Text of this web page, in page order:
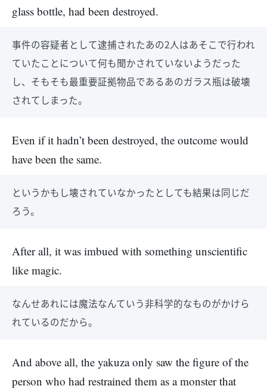
glass bottle, had been destroyed.
事件の容疑者として逮捕されたあの2人はあそこで行われ
ていたことについて何も聞かされていないようだった
し、そもそも最重要証拠物品であるあのガラス瓶は破壊
されてしまった。
Even if it hadn’t been destroyed, the outcome would
have been the same.
というかもし壊されていなかったとしても結果は同じだ
ろう。
After all, it was imbued with something unscientific
like magic.
なんせあれには魔法なんていう非科学的なものがかけら
れているのだから。
And above all, the yakuza only saw the figure of the
person who had restrained them as a monster that